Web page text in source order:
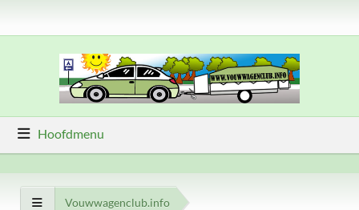
Hoofdmenu
Vouwwagenclub.info